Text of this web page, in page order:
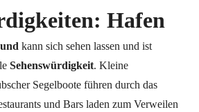
Hafen
kann sich sehen lassen und ist
Sehenswürdigkeit. Kleine
Segelboote führen durch das
und Bars laden zum Verweilen